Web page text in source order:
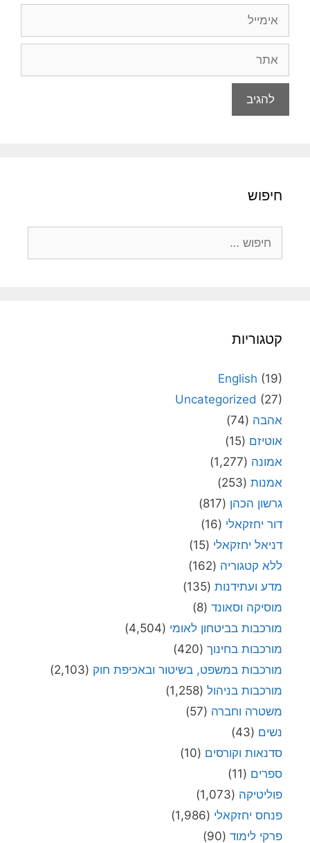
חיפוש
קטגוריות
English (19)
Uncategorized (27)
אהבה (74)
אוטיזם (15)
אמונה (1,277)
אמנות (253)
גרשון הכהן (817)
דור יחזקאלי (16)
דניאל יחזקאלי (15)
ללא קטגוריה (162)
מדע ועתידנות (135)
מוסיקה וסאונד (8)
מורכבות בביטחון לאומי (4,504)
מורכבות בחינוך (420)
מורכבות במשפט, בשיטור ובאכיפת חוק (2,103)
מורכבות בניהול (1,258)
משטרה וחברה (57)
נשים (43)
סדנאות וקורסים (10)
ספרים (11)
פוליטיקה (1,073)
פנחס יחזקאלי (1,986)
פרקי לימוד (90)